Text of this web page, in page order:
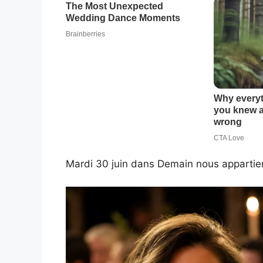
Mardi 30 juin dans Demain nous